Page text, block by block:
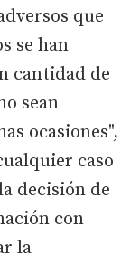
que
se han
cantidad de
sean
ocasiones",
caso
decisión de
con
la